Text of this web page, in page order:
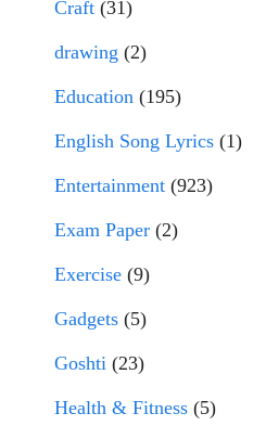
Craft (31)
drawing (2)
Education (195)
English Song Lyrics (1)
Entertainment (923)
Exam Paper (2)
Exercise (9)
Gadgets (5)
Goshti (23)
Health & Fitness (5)